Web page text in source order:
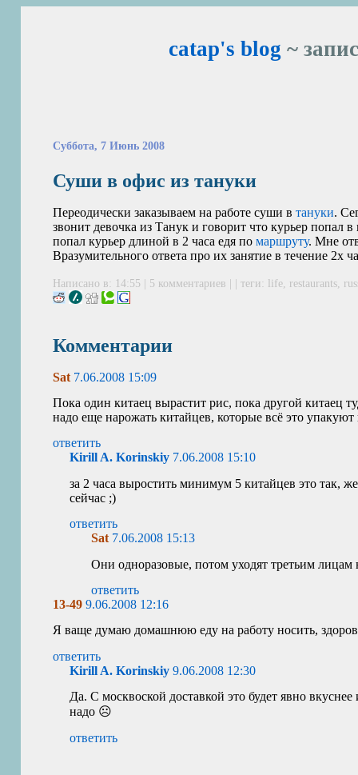
catap's blog ~
Суббота, 7 Июнь 2008
Суши в офис из тануки
Переодически заказываем на работе суши втануки.
звонит девочка из Танук и говорит что курьер попал
попал курьер длиной в 2 часа едя помаршруту. Мне
Вразумительного ответа про их занятие в течение 2х
Написано в: 14:55 | 5 комментариев | | теги: life restaurants
Комментарии
Sat 7.06.2008 15:09
Пока один китаец вырастит рис, пока другой китаец
надо еще нарожать китайцев, которые всё это упакуют
ответить
Kirill A. Korinskiy 7.06.2008 15:10
за 2 часа выростить минимум 5 китайцев это так,
сейчас ;)
ответить
Sat 7.06.2008 15:13
Они одноразовые, потом уходят третьим лицам
ответить
13-499.06.2008 12:16
Я ваще думаю домашнюю еду на работу носить,
ответить
Kirill A. Korinskiy 9.06.2008 12:30
Да. С москвоской доставкой это будет явно
надо ☹
ответить